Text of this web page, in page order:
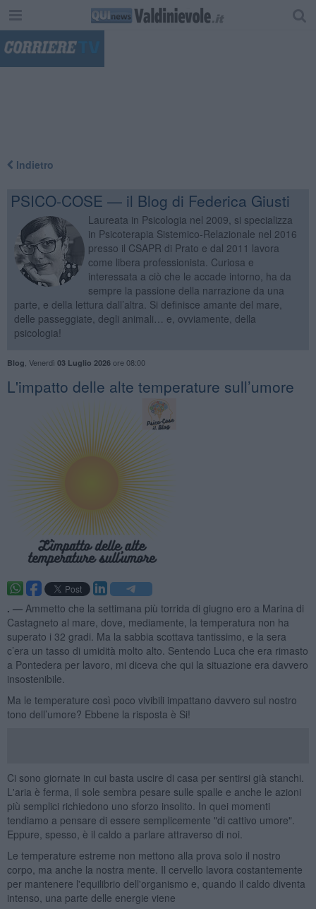
Indietro
PSICO-COSE — il Blog di Federica Giusti
Laureata in Psicologia nel 2009, si specializza
in Psicoterapia Sistemico-Relazionale nel 2016
presso il CSAPR di Prato e dal 2011 lavora
come libera professionista. Curiosa e
interessata a ciò che le accade intorno, ha da
sempre la passione della narrazione da una
parte, e della lettura dall’altra. Si definisce amante del mare,
delle passeggiate, degli animali… e, ovviamente, della
psicologia!
Blog Venerdì 03 Luglio 2026ore 08:00
​L'impatto delle alte temperature sull’umore
. — Ammetto che la settimana più torrida di giugno ero a Marina di
Castagneto al mare, dove, mediamente, la temperatura non ha
superato i 32 gradi. Ma la sabbia scottava tantissimo, e la sera
c’era un tasso di umidità molto alto. Sentendo Luca che era rimasto
a Pontedera per lavoro, mi diceva che qui la situazione era davvero
insostenibile.
Ma le temperature così poco vivibili impattano davvero sul nostro
tono dell’umore? Ebbene la risposta è Si!
Ci sono giornate in cui basta uscire di casa per sentirsi già stanchi.
L'aria è ferma, il sole sembra pesare sulle spalle e anche le azioni
più semplici richiedono uno sforzo insolito. In quei momenti
tendiamo a pensare di essere semplicemente "di cattivo umore".
Eppure, spesso, è il caldo a parlare attraverso di noi.
Le temperature estreme non mettono alla prova solo il nostro
corpo, ma anche la nostra mente. Il cervello lavora costantemente
per mantenere l'equilibrio dell'organismo e, quando il caldo diventa
intenso, una parte delle energie viene